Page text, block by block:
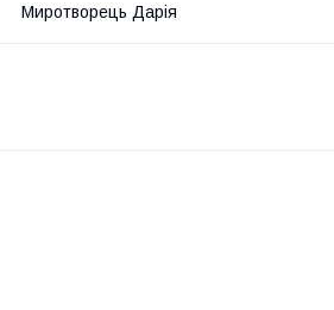
Миротворець Дарія